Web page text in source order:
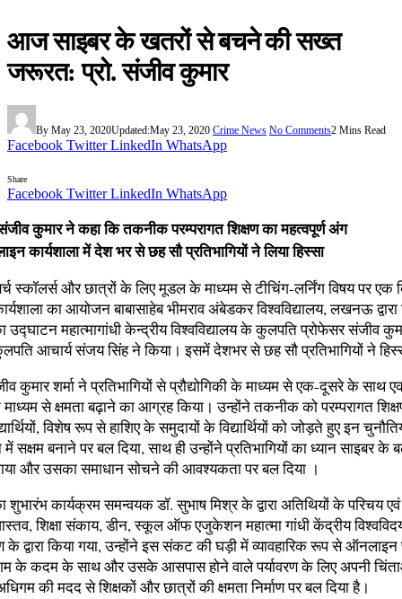
आज साइबर के खतरों से बचने की सख्त
जरूरत: प्रो. संजीव कुमार
By May 23, 2020Updated:May 23, 2020 Crime News No Comments2 Mins Read
Facebook Twitter LinkedIn WhatsApp
Share
Facebook Twitter LinkedIn WhatsApp
कुमार ने कहा कि तकनीक परम्परागत शिक्षण का महत्वपूर्ण अंग
कार्यशाला में देश भर से छह सौ प्रतिभागियों ने लिया हिस्सा
स्कॉलर्स और छात्रों के लिए मूडल के माध्यम से टीचिंग-लर्निंग विषय पर एक
का आयोजन बाबासाहेब भीमराव अंबेडकर विश्वविद्यालय, लखनऊ
उद्घाटन महात्मागांधी केन्द्रीय विश्वविद्यालय के कुलपति प्रोफेसर संजीव
आचार्य संजय सिंह ने किया। इसमें देशभर से छह सौ प्रतिभागियों ने
कुमार शर्मा ने प्रतिभागियों से प्रौद्योगिकी के माध्यम से एक-दूसरे के साथ
से क्षमता बढ़ाने का आग्रह किया। उन्होंने तकनीक को परम्परागत
विशेष रूप से हाशिए के समुदायों के विद्यार्थियों को जोड़ते हुए इन
सक्षम बनाने पर बल दिया, साथ ही उन्होंने प्रतिभागियों का ध्यान साइबर के
और उसका समाधान सोचने की आवश्यकता पर बल दिया ।
शुभारंभ कार्यक्रम समन्वयक डॉ. सुभाष मिश्र के द्वारा अतिथियों के परिचय
शिक्षा संकाय, डीन, स्कूल ऑफ एजुकेशन महात्मा गांधी केंद्रीय
के द्वारा किया गया, उन्होंने इस संकट की घड़ी में व्यावहारिक रूप से ऑनलाइन
के कदम के साथ और उसके आसपास होने वाले पर्यावरण के लिए अपनी
की मदद से शिक्षकों और छात्रों की क्षमता निर्माण पर बल दिया है।